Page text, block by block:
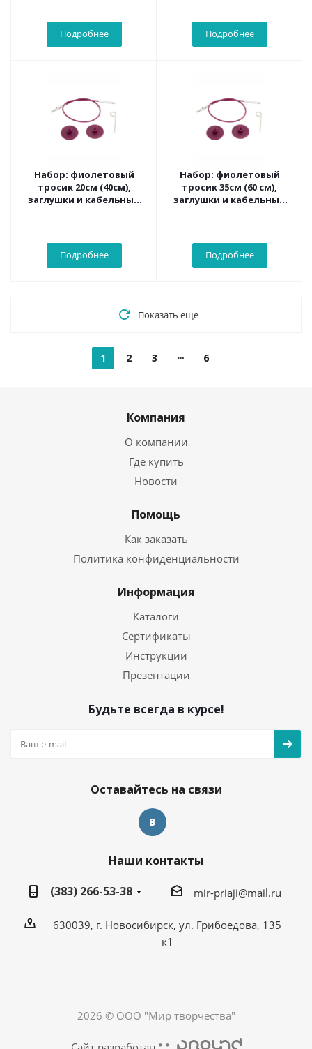
Подробнее Подробнее
Набор: фиолетовый
тросик 20см (40см),
заглушки и кабельный
Подробнее
Набор: фиолетовый
тросик 35см (60 см),
заглушки и кабельный
Подробнее
Показать еще
1 2 3 6
Компания
О компании
Где купить
Новости
Помощь
Как заказать
Политика конфиденциальности
Информация
Каталоги
Сертификаты
Инструкции
Презентации
Будьте всегда в курсе!
Оставайтесь на связи
Наши контакты
(383) 266-53-38
mir-priaji@mail.ru
630039, г. Новосибирск, ул. Грибоедова, 135
к1
2026 © ООО "Мир творчества"